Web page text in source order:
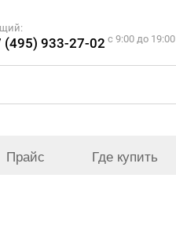
(495) 933-27-02 c 9:00 до 19:00
Прайс Где купить